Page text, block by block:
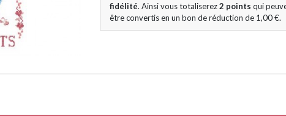
fidélité. Ainsi vous totaliserez2 points qui
être convertis en un bon de réduction de 1,00 €.